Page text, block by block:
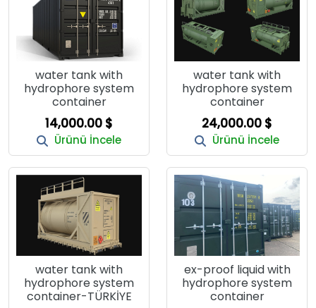
water tank with
hydrophore system
container
14,000.00 $
Ürünü İncele
water tank with
hydrophore system
container
24,000.00 $
Ürünü İncele
water tank with
hydrophore system
container-TÜRKİYE
ex-proof liquid with
hydrophore system
container